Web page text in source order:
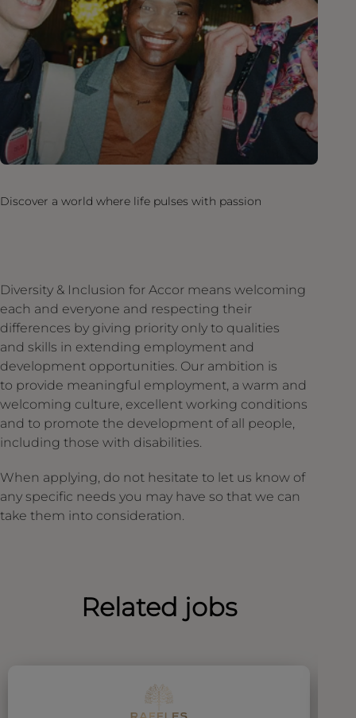
Discover a world where life pulses with passion
Diversity & Inclusion for Accor means welcoming
each and everyone and respecting their
differences by giving priority only to qualities
and skills in extending employment and
development opportunities. Our ambition is
to provide meaningful employment, a warm and
welcoming culture, excellent working conditions
and to promote the development of all people,
including those with disabilities.
When applying, do not hesitate to let us know of
any specific needs you may have so that we can
take them into consideration.
Related jobs